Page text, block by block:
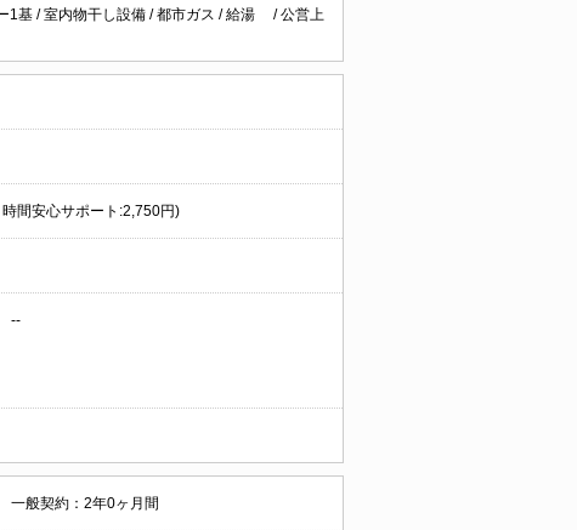
1基 /室内物干し設備 /都市ガス /給湯 /公営上
間安心サポート:2,750円)
--
一般契約：2年0ヶ月間